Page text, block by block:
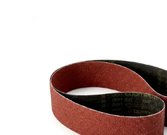
Fiberscheiben